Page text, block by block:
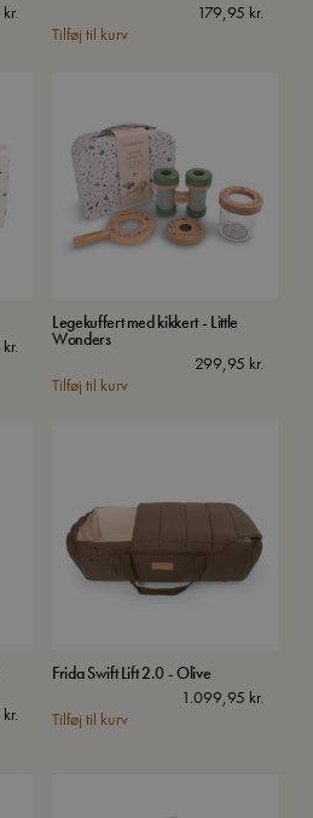
kr.
179,95 kr.
Tilføj til kurv
kr.
Legekuffert med kikkert - Little
Wonders
299,95 kr.
Tilføj til kurv
kr.
Frida Swift Lift 2.0 - Olive
1.099,95 kr.
Tilføj til kurv